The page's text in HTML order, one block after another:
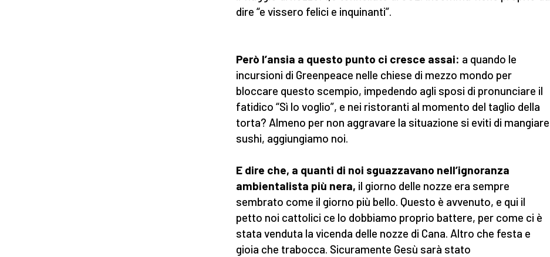
dire “e vissero felici e inquinanti”.
Però l’ansia a questo punto ci cresce assai: a quando le
incursioni di Greenpeace nelle chiese di mezzo mondo per
bloccare questo scempio, impedendo agli sposi di pronunciare il
fatidico “Sì lo voglio”, e nei ristoranti al momento del taglio della
torta? Almeno per non aggravare la situazione si eviti di mangiare
sushi, aggiungiamo noi.
E dire che, a quanti di noi sguazzavano nell’ignoranza
ambientalista più nera, il giorno delle nozze era sempre
sembrato come il giorno più bello. Questo è avvenuto, e qui il
petto noi cattolici ce lo dobbiamo proprio battere, per come ci è
stata venduta la vicenda delle nozze di Cana. Altro che festa e
gioia che trabocca. Sicuramente Gesù sarà stato